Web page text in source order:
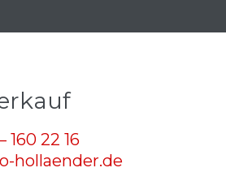
160 22 16
hollaender.de